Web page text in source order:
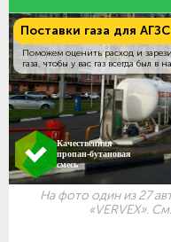
Поставки газа для
Поможем оценить расход и
газа, чтобы у вас газ всегда был в
Качественная
пропан-бутановая
смесь
На фото один из 27
«VERVEX». См.